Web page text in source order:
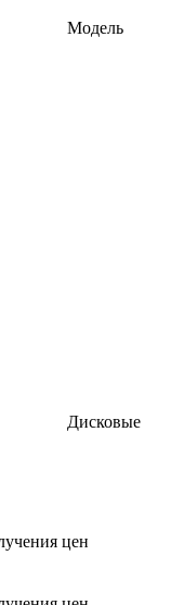
Модель
Дисковые
цен